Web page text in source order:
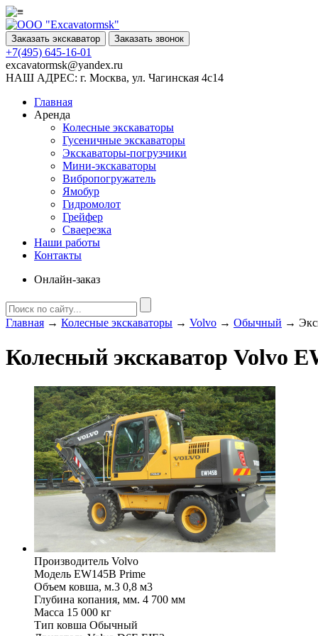
Заказать экскаватор Заказать звонок
+7(495) 645-16-01
excavatormsk@yandex.ru
НАШ АДРЕС: г. Москва, ул. Чагинская 4с14
Главная
Аренда
Колесные экскаваторы
Гусеничные экскаваторы
Экскаваторы-погрузчики
Мини-экскаваторы
Вибропогружатель
Ямобур
Гидромолот
Грейфер
Сваерезка
Наши работы
Контакты
Онлайн-заказ
Главная → Колесные экскаваторы → Volvo → Обычный →
Колесный экскаватор Volvo
Производитель Volvo
Модель EW145B Prime
Объем ковша, м.3 0,8 м3
Глубина копания, мм. 4 700 мм
Масса 15 000 кг
Тип ковша Обычный